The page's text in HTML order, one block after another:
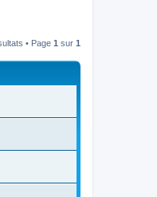
• Page 1 sur 1